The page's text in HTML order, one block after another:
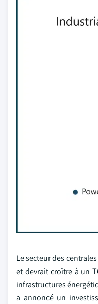
Le secteur des
et devrait croître à un
infrastructures
a annoncé un